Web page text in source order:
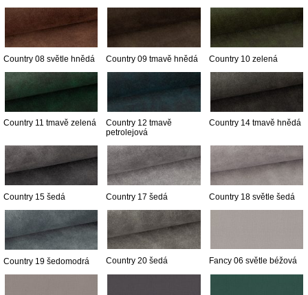
Country 08 světle hnědá Country 09 tmavě hnědá Country 10 zelená
Country 11 tmavě zelená
Country 12 tmavě
petrolejová
Country 14 tmavě hnědá
Country 15 šedá Country 17 šedá Country 18 světle šedá
Country 19 šedomodrá Country 20 šedá Fancy 06 světle béžová